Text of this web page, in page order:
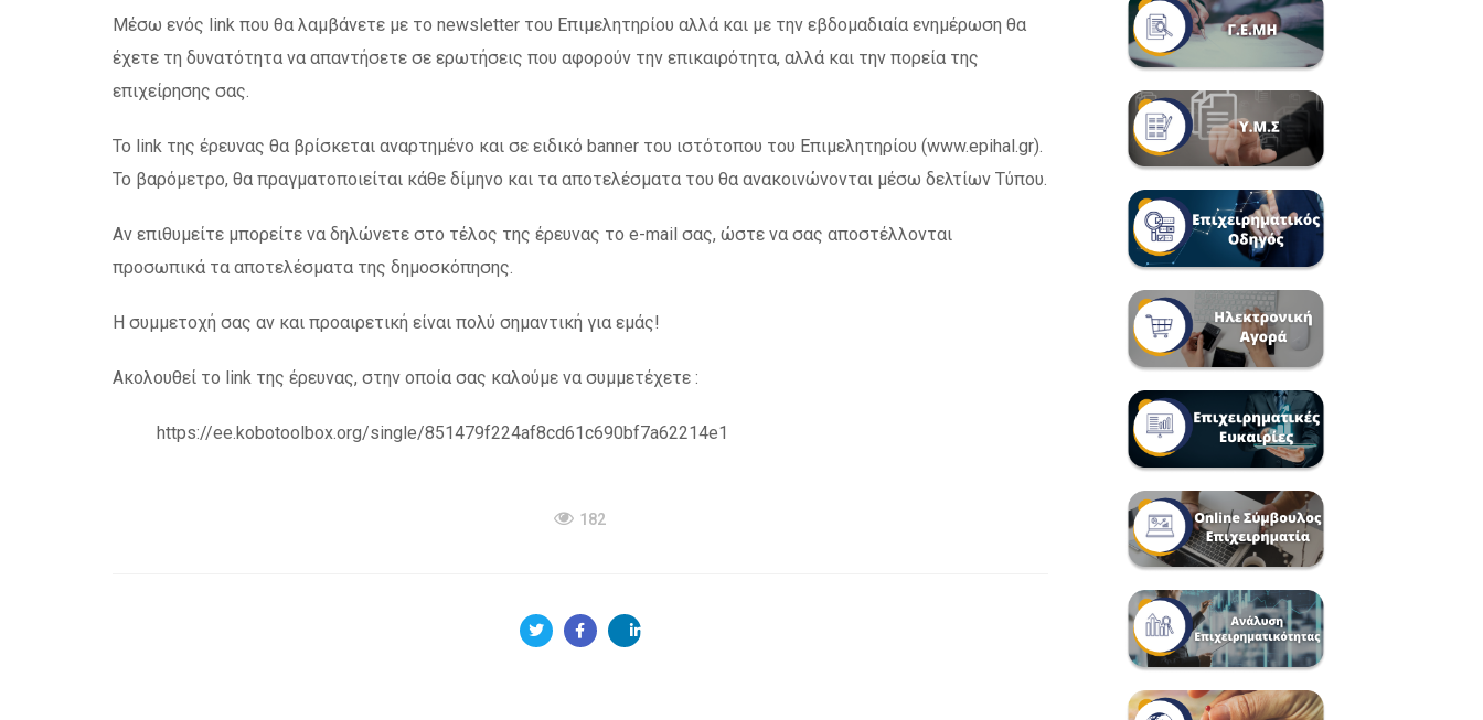
Μέσω ενός link που θα λαμβάνετε με το newsletter του Επιμελητηρίου αλλά και με την εβδομαδιαία ενημέρωση θα
έχετε τη δυνατότητα να απαντήσετε σε ερωτήσεις που αφορούν την επικαιρότητα, αλλά και την πορεία της
επιχείρησης σας.
Το link της έρευνας θα βρίσκεται αναρτημένο και σε ειδικό banner του ιστότοπου του Επιμελητηρίου (www.epihal.gr).
Το βαρόμετρο, θα πραγματοποιείται κάθε δίμηνο και τα αποτελέσματα του θα ανακοινώνονται μέσω δελτίων Τύπου.
Αν επιθυμείτε μπορείτε να δηλώνετε στο τέλος της έρευνας το e-mail σας, ώστε να σας αποστέλλονται
προσωπικά τα αποτελέσματα της δημοσκόπησης.
Η συμμετοχή σας αν και προαιρετική είναι πολύ σημαντική για εμάς!
Ακολουθεί το link της έρευνας, στην οποία σας καλούμε να συμμετέχετε :
https://ee.kobotoolbox.org/single/851479f224af8cd61c690bf7a62214e1
182